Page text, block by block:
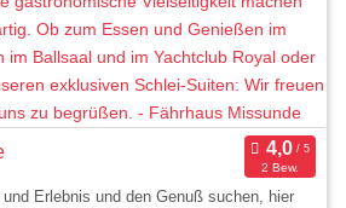
2 Bew.
Erlebnis und den Genuß suchen, hier